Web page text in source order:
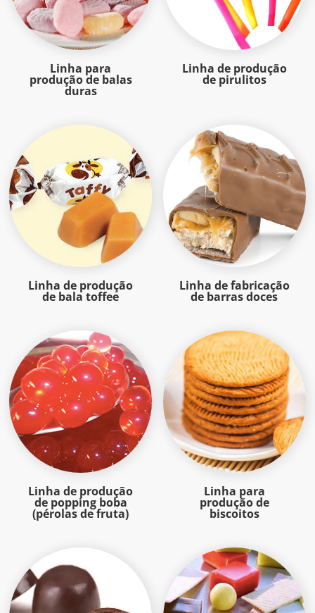
Linha para
produção de balas
duras
Linha de produção
de pirulitos
Linha de produção
de bala toffee
Linha de fabricação
de barras doces
Linha de produção
de popping boba
(pérolas de fruta)
Linha para
produção de
biscoitos